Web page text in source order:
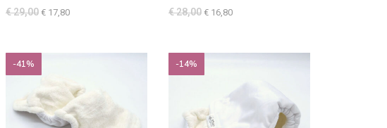
€29,00 €17,80 €28,00 €16,80
-41% -14%